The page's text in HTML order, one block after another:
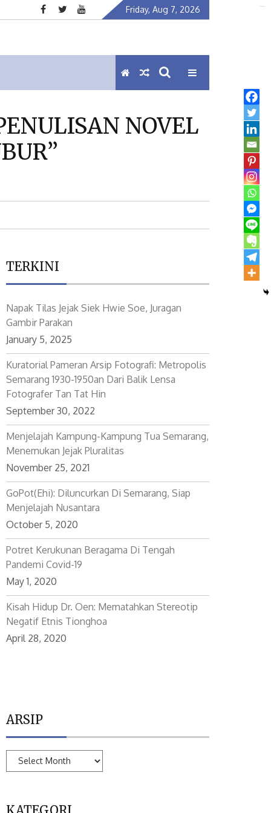
Friday, Aug 7, 2026
NOVEL
TERKINI
Napak Tilas Jejak Siek Hwie Soe, Juragan
Gambir Parakan
January 5, 2025
Kuratorial Pameran Arsip Fotografi: Metropolis
Semarang 1930-1950an Dari Balik Lensa
Fotografer Tan Tat Hin
September 30, 2022
Menjelajah Kampung-Kampung Tua Semarang,
Menemukan Jejak Pluralitas
November 25, 2021
GoPot(ehi): Diluncurkan Di Semarang, Siap
Menjelajah Nusantara
October 5, 2020
Potret Kerukunan Beragama Di Tengah
Pandemi Covid-19
May 1, 2020
Kisah Hidup Dr. Oen: Mematahkan Stereotip
Negatif Etnis Tionghoa
April 28, 2020
ARSIP
ARSIP